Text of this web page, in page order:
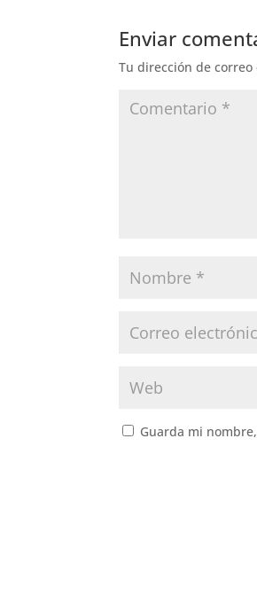
Enviar
Tu dirección de
Guarda mi